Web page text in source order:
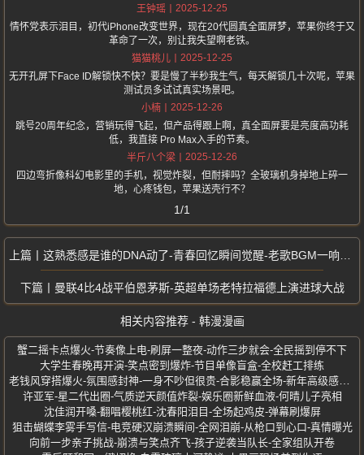
王钟瑶
2025-12-25
情怀党表示泪目，初代iPhone改变世界，现在20代圆真全面屏梦，苹果你终于又
革命了一次，别让我失望啊老铁。
猫猫桃儿
2025-12-25
无开孔屏下Face ID解锁快不快？要是慢了半秒我生气，每天解锁几十次呢，苹果
测试员多试试真实场景吧。
小楠
2025-12-26
跳号20周年纪念，营销玩得飞起，但产品得跟上啊，真全面屏要是亮度高功耗
低，我直接 Pro Max入手的节奏。
半斤八个梁
2025-12-26
四边弯折像科幻电影里的手机，视觉炸裂，但耐摔吗？全玻璃机身掉地上碎一
地，心疼钱包，苹果送壳行不？
1/1
这熟悉感是谁的DNA动了-青春回忆瞬间觉醒-老歌BGM一响泪目
曼联4比4战平伯恩茅斯-英超单场老特拉福德上演进球大战
相关内容推荐 - 韩漫漫画
蟹二摇卡点爆火-节奏像上电-刷屏一整夜-动作三步就会-全民摇到停不下
大学生春晚再开演-笑点密到爆炸-节目单像盲盒-全校赶工排练
许亚军-星二代出圈-气质逆天颜值炸裂-娱乐圈新鲜血液-何晴儿子亮相
沈佳润开嗓-翻唱樱桃红-沈春阳泪目-全场起鸡皮-弹幕刷爆屏
狙击蝴蝶李雾手写信-电竞硬汉崩溃瞬间-全网泪崩-从枪口到心口-真情曝光
向前一步亲子挑战-崩溃与笑点齐飞-孩子逆袭当队长-全家组队开卷